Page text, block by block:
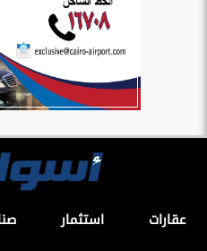
عقارات استثمار